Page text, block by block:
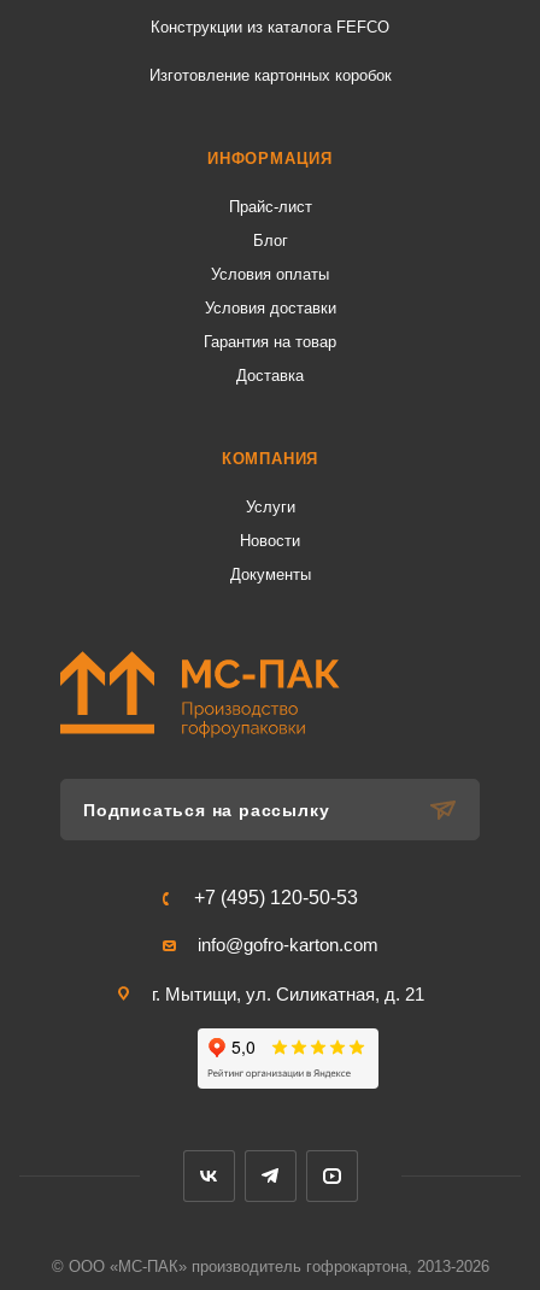
Конструкции из каталога FEFCO
Изготовление картонных коробок
ИНФОРМАЦИЯ
Прайс-лист
Блог
Условия оплаты
Условия доставки
Гарантия на товар
Доставка
КОМПАНИЯ
Услуги
Новости
Документы
Подписаться на рассылку
+7 (495) 120-50-53
info@gofro-karton.com
г. Мытищи, ул. Силикатная, д. 21
© ООО «МС-ПАК» производитель гофрокартона, 2013-2026